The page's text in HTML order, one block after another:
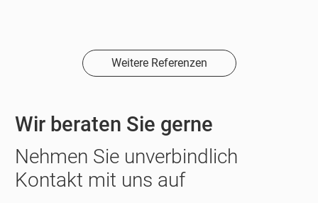
Weitere Referenzen
Wir beraten Sie gerne
Nehmen Sie unverbindlich
Kontakt mit uns auf